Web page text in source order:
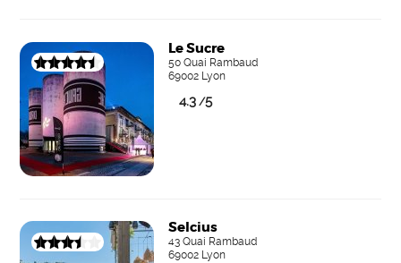
Le Sucre
50 Quai Rambaud
69002 Lyon
4.3 /5
Selcius
43 Quai Rambaud
69002 Lyon